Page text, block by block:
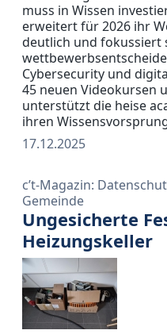
muss in Wissen
erweitert für 2026 ihr
deutlich und fokussiert
Cybersecurity und
45 neuen Videokursen
unterstützt die heise
ihren
17.12.2025
c’t-Magazin:
Gemeinde
Ungesicherte
Heizungskeller